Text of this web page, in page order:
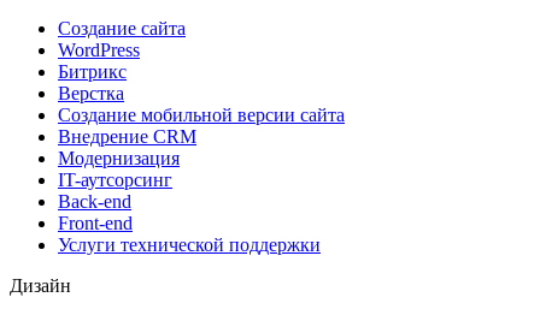
Создание сайта
WordPress
Битрикс
Верстка
Создание мобильной версии сайта
Внедрение CRM
Модернизация
IT-аутсорсинг
Back-end
Front-end
Услуги технической поддержки
Дизайн